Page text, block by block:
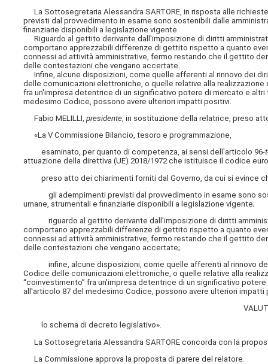
La Sottosegretaria Alessandra SARTORE, in risposta alle
previsti dal provvedimento in esame sono sostenibili dalle
finanziarie disponibili a legislazione vigente.
Riguardo al gettito derivante dall'imposizione di diritti
comportano apprezzabili differenze di gettito rispetto a quanto
connessi ad attività amministrative, fermo restando che il gettito
delle contestazioni che vengano accertate.
Infine, alcune disposizioni, come quelle afferenti al rinnovo dei
delle comunicazioni elettroniche, o quelle relative alla
fra un'impresa detentrice di un significativo potere di mercato e
medesimo Codice, possono avere ulteriori impatti positivi.
Fabio MELILLI,presidente , in sostituzione della relatrice, preso
«La V Commissione Bilancio, tesoro e programmazione,
esaminato, per quanto di competenza, ai sensi dell'articolo 96-
attuazione della direttiva (UE) 2018/1972 che istituisce il codice
preso atto dei chiarimenti forniti dal Governo, da cui si evince
gli adempimenti previsti dal provvedimento in esame sono
umane, strumentali e finanziarie disponibili a legislazione vigente;
riguardo al gettito derivante dall'imposizione di diritti
comportano apprezzabili differenze di gettito rispetto a quanto
connessi ad attività amministrative, fermo restando che il gettito
delle contestazioni che vengano accertate;
infine, alcune disposizioni, come quelle afferenti al rinnovo dei
Codice delle comunicazioni elettroniche, o quelle relative alla
“coinvestimento” fra un'impresa detentrice di un significativo
all'articolo 87 del medesimo Codice, possono avere ulteriori impatti
lo schema di decreto legislativo».
La Sottosegretaria Alessandra SARTORE concorda con la
La Commissione approva la proposta di parere del relatore.